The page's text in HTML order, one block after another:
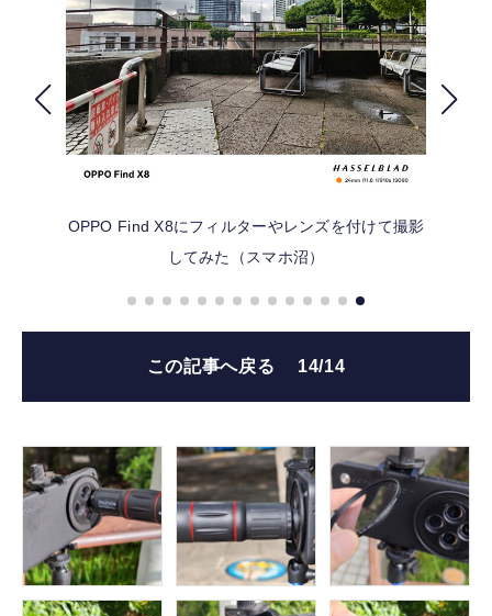
公式ストア
FOLLOW US
OPPO Find X8にフィルターやレンズを付けて撮影
してみた（スマホ沼）
この記事へ戻る 14/14